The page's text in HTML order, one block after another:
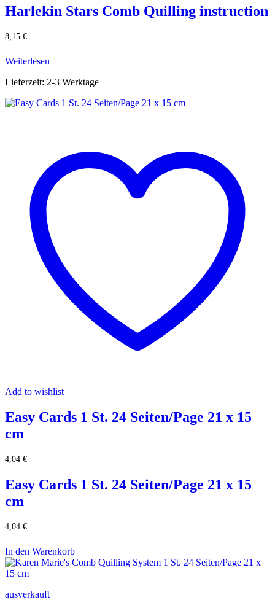
Harlekin Stars Comb Quilling instruction
8,15 €
Weiterlesen
Lieferzeit: 2-3 Werktage
Add to wishlist
Easy Cards 1 St. 24 Seiten/Page 21 x 15
cm
4,04 €
Easy Cards 1 St. 24 Seiten/Page 21 x 15
cm
4,04 €
In den Warenkorb
ausverkauft